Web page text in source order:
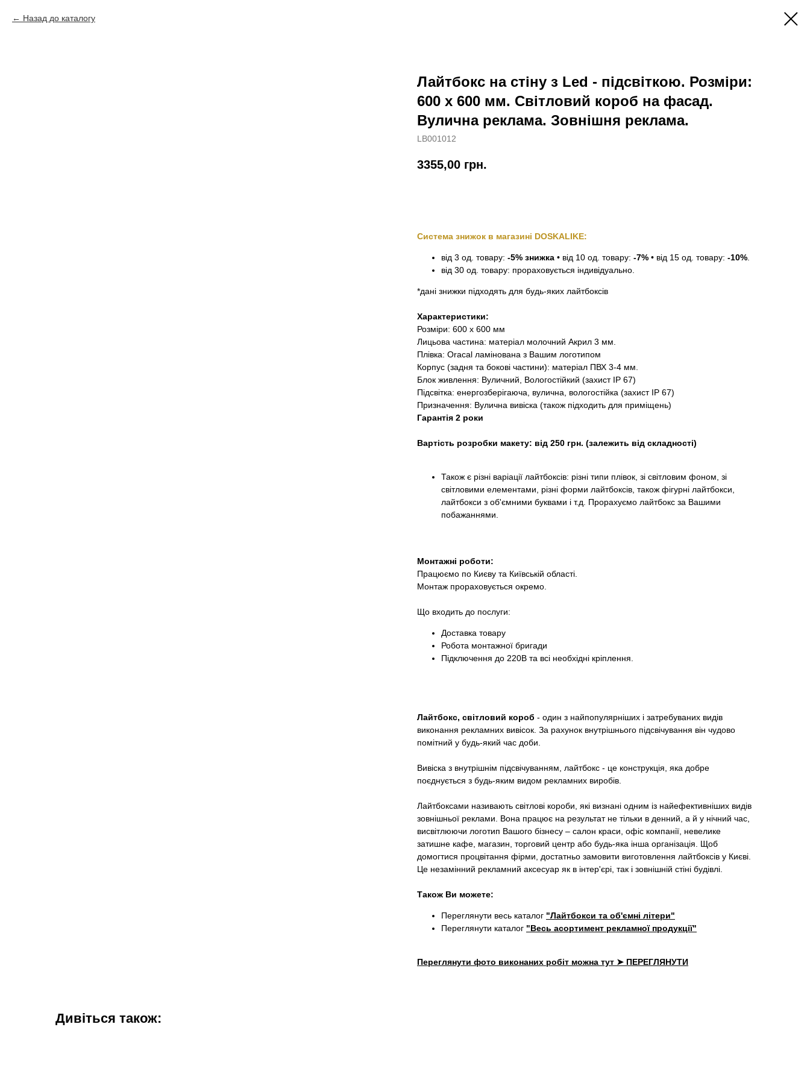
Назад до каталогу
Лайтбокс на стіну з Led - підсвіткою. Розміри:
600 х 600 мм. Світловий короб на фасад.
Вулична реклама. Зовнішня реклама.
LB001012
3355,00 грн.
Система знижок в магазині DOSKALIKE:
від 3 од. товару: -5% знижка • від 10 од. товару: -7% • від 15 од. товару: -10%.
від 30 од. товару: прораховується індивідуально.
*дані знижки підходять для будь-яких лайтбоксів
Характеристики:
Розміри: 600 х 600 мм
Лицьова частина: матеріал молочний Акрил 3 мм.
Плівка: Oracal ламінована з Вашим логотипом
Корпус (задня та бокові частини): матеріал ПВХ 3-4 мм.
Блок живлення: Вуличний, Вологостійкий (захист IP 67)
Підсвітка: енергозберігаюча, вулична, вологостійка (захист IP 67)
Призначення: Вулична вивіска (також підходить для приміщень)
Гарантія 2 роки
Вартість розробки макету: від 250 грн. (залежить від складності)
Також є різні варіації лайтбоксів: різні типи плівок, зі світловим фоном, зі
світловими елементами, різні форми лайтбоксів, також фігурні лайтбокси,
лайтбокси з об'ємними буквами і т.д. Прорахуємо лайтбокс за Вашими
побажаннями.
Монтажні роботи:
Працюємо по Києву та Київській області.
Монтаж прораховується окремо.
Що входить до послуги:
Доставка товару
Робота монтажної бригади
Підключення до 220В та всі необхідні кріплення.
Лайтбокс, світловий короб - один з найпопулярніших і затребуваних видів
виконання рекламних вивісок. За рахунок внутрішнього підсвічування він чудово
помітний у будь-який час доби.
Вивіска з внутрішнім підсвічуванням, лайтбокс - це конструкція, яка добре
поєднується з будь-яким видом рекламних виробів.
Лайтбоксами називають світлові короби, які визнані одним із найефективніших видів
зовнішньої реклами. Вона працює на результат не тільки в денний, а й у нічний час,
висвітлюючи логотип Вашого бізнесу – салон краси, офіс компанії, невелике
затишне кафе, магазин, торговий центр або будь-яка інша організація. Щоб
домогтися процвітання фірми, достатньо замовити виготовлення лайтбоксів у Києві.
Це незамінний рекламний аксесуар як в інтер'єрі, так і зовнішній стіні будівлі.
Також Ви можете:
Переглянути весь каталог "Лайтбокси та об'ємні літери"
Переглянути каталог "Весь асортимент рекламної продукції"
Переглянути фото виконаних робіт можна тут ➤ ПЕРЕГЛЯНУТИ
Дивіться також: